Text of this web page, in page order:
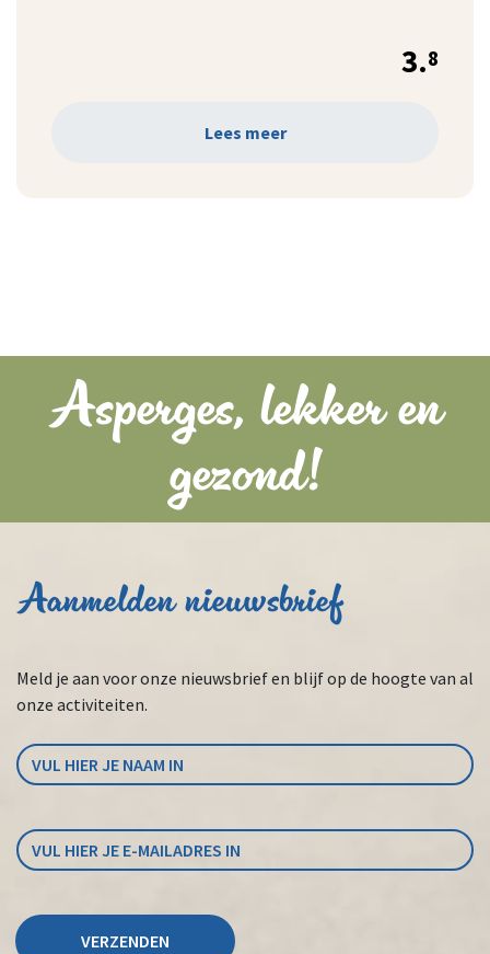
3.8
Lees meer
Asperges, lekker en
gezond!
Aanmelden nieuwsbrief
Meld je aan voor onze nieuwsbrief en blijf op de hoogte van al
onze activiteiten.